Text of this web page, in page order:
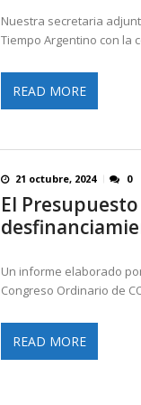
Nuestra secretaria
Tiempo Argentino con la
READ MORE
21 octubre, 2024 0
El
Un informe elaborado
Congreso Ordinario de
READ MORE